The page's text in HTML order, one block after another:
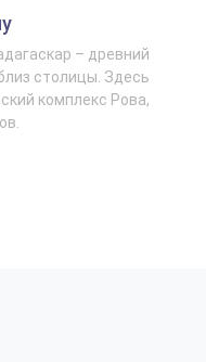
– древний
столицы. Здесь
комплекс Рова,